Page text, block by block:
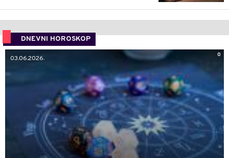
DNEVNI HOROSKOP
0
03.06.2026.